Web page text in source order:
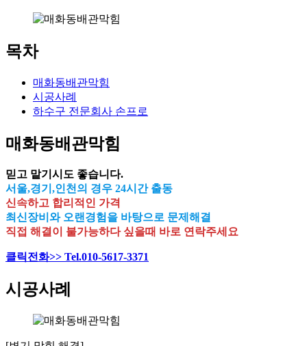
목차
매화동배관막힘
시공사례
하수구 전문회사 손프로
매화동배관막힘
믿고 맡기시도 좋습니다.
서울,경기,인천의 경우 24시간 출동
신속하고 합리적인 가격
최신장비와 오랜경험을 바탕으로 문제해결
직접 해결이 불가능하다 싶을때 바로 연락주세요
클릭전화>> Tel.010-5617-3371
시공사례